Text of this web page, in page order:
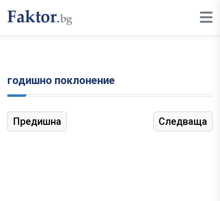
годишно поклонение
Предишна Следваща